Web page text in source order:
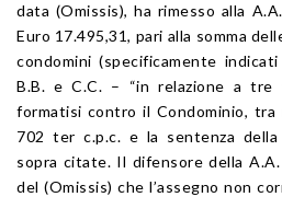
data (Omissis), ha rimesso alla
Euro 17.495,31, pari alla somma
condomini (specificamente
B.B. e C.C. – “in relazione a tre
formatisi contro il Condominio, tra
702 ter c.p.c. e la sentenza
sopra citate. Il difensore della
del (Omissis) che l’assegno non